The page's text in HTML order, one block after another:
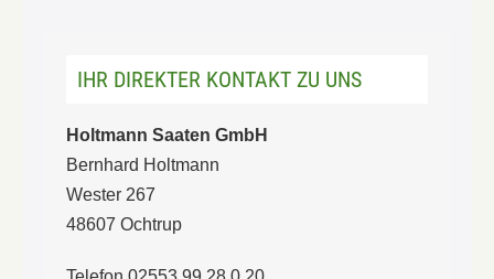
IHR DIREKTER KONTAKT ZU UNS
Holtmann Saaten GmbH
Bernhard Holtmann
Wester 267
48607 Ochtrup